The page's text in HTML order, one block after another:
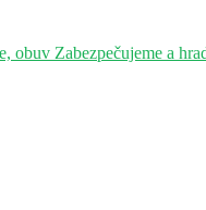
obuv Zabezpečujeme a